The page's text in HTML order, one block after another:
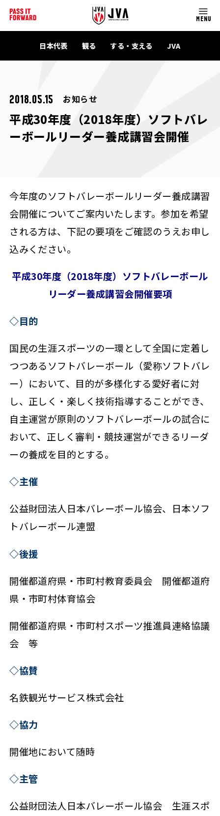
MENU
日本代表 観る する・支える JVA
2018.05.15 お知らせ
平成30年度（2018年度）ソフトバレ
ーボールリーダー養成講習会開催
今年度のソフトバレーボールリーダー養成講習
会開催についてご案内いたします。参加を希望
される方は、下記の要項をご確認のうえお申し
込みください。
平成30年度（2018年度）ソフトバレーボール
リーダー養成講習会開催要項
◇目的
国民の生涯スポーツの一環として全国に定着し
つつあるソフトバレーボール（愛称ソフトバレ
ー）において、目的が多様化する愛好者に対
し、正しく・楽しく技術指導することができ、
自主運営が原則のソフトバレーボールの試合に
おいて、正しく審判・競技運営ができるリーダ
ーの養成を目的とする。
◇主催
公益財団法人日本バレーボール協会、日本ソフ
トバレーボール連盟
◇後援
開催都道府県・市町村教育委員会 開催都道府
県・市町村体育協会
開催都道府県・市町村スポーツ推進員連絡協議
会 等
◇協賛
名鉄観光サービス株式会社
◇協力
開催地において随時
◇主管
公益財団法人日本バレーボール協会 生涯スポ